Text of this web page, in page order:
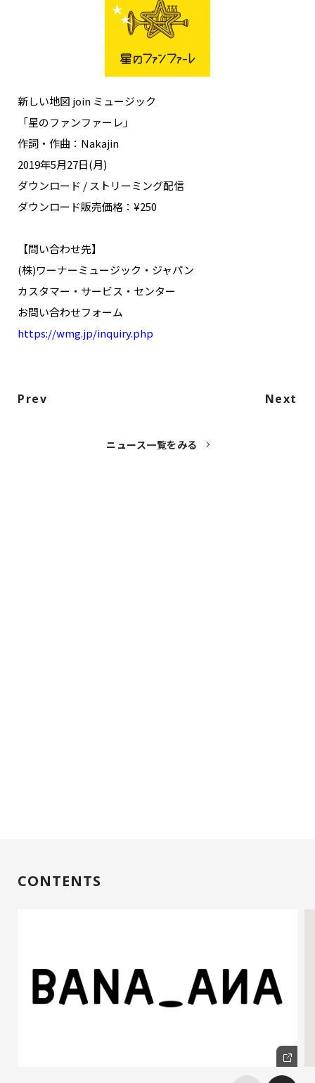
新しい地図 join ミュージック
「星のファンファーレ」
作詞・作曲：Nakajin
2019年5月27日(月)
ダウンロード / ストリーミング配信
ダウンロード販売価格：¥250
【問い合わせ先】
(株)ワーナーミュージック・ジャパン
カスタマー・サービス・センター
お問い合わせフォーム
https://wmg.jp/inquiry.php
Prev Next
ニュース一覧をみる
CONTENTS